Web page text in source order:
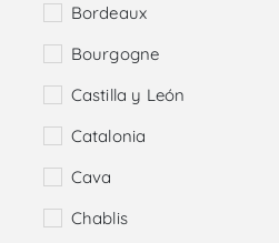
Bordeaux
Bourgogne
Castilla y León
Catalonia
Cava
Chablis